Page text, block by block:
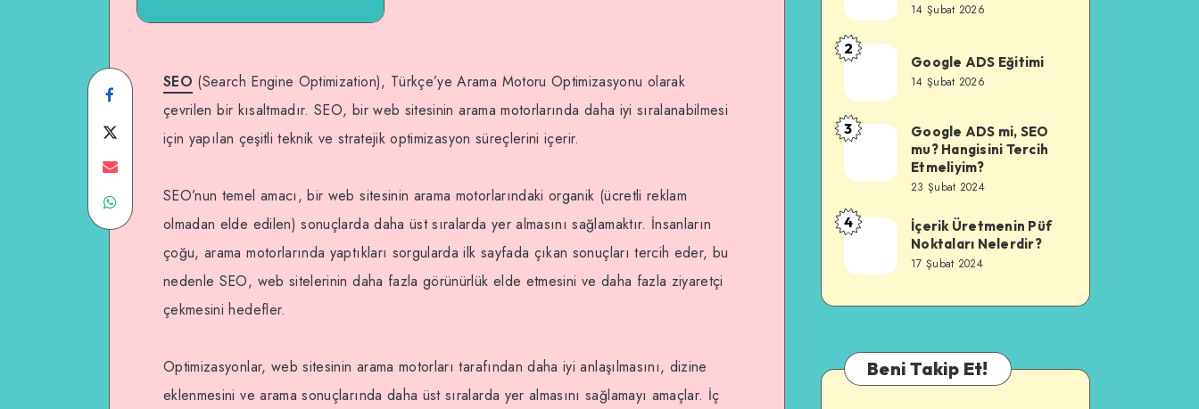
Share
on
Facebook
on
Share
Share
WhatsApp
SEO (Search Engine Optimization), Türkçe’ye Arama Motoru Optimizasyonu olarak
çevrilen bir kısaltmadır. SEO, bir web sitesinin arama motorlarında daha iyi sıralanabilmesi
için yapılan çeşitli teknik ve stratejik optimizasyon süreçlerini içerir.
SEO’nun temel amacı, bir web sitesinin arama motorlarındaki organik (ücretli reklam
olmadan elde edilen) sonuçlarda daha üst sıralarda yer almasını sağlamaktır. İnsanların
çoğu, arama motorlarında yaptıkları sorgularda ilk sayfada çıkan sonuçları tercih eder, bu
nedenle SEO, web sitelerinin daha fazla görünürlük elde etmesini ve daha fazla ziyaretçi
çekmesini hedefler.
Optimizasyonlar, web sitesinin arama motorları tarafından daha iyi anlaşılmasını, dizine
eklenmesini ve arama sonuçlarında daha üst sıralarda yer almasını sağlamayı amaçlar. İç
Eğitimi
14 Şubat 2026
Google
Eğitimi
2
Google ADS Eğitimi
14 Şubat 2026
Google
mi,
SEO
mu?
Hangisini
Etmeliyim?
3
Google ADS mi, SEO
mu? Hangisini Tercih
Etmeliyim?
23 Şubat 2024
İçerik
Püf
Noktaları
4
İçerik Üretmenin Püf
Noktaları Nelerdir?
17 Şubat 2024
Beni Takip Et!